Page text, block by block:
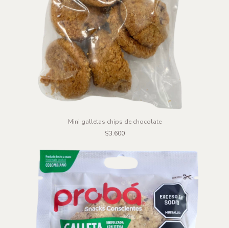
Mini galletas chips de chocolate
$3.600